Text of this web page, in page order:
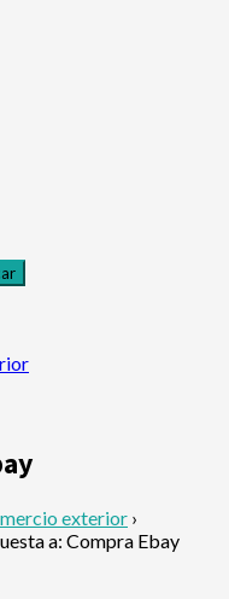
exterior ›
a: Compra Ebay